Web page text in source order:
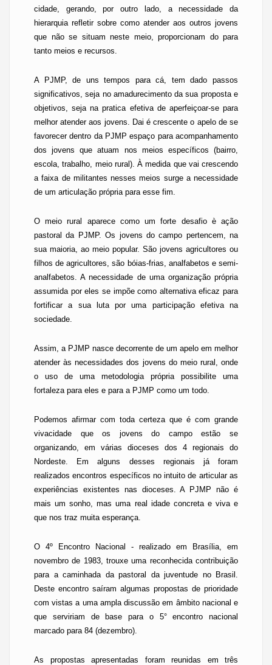
cidade, gerando, por outro lado, a necessidade da
hierarquia refletir sobre como atender aos outros jovens
que não se situam neste meio, proporcionam do para
tanto meios e recursos.
A PJMP, de uns tempos para cá, tem dado passos
significativos, seja no amadurecimento da sua proposta e
objetivos, seja na pratica efetiva de aperfeiçoar-se para
melhor atender aos jovens. Dai é crescente o apelo de se
favorecer dentro da PJMP espaço para acompanhamento
dos jovens que atuam nos meios específicos (bairro,
escola, trabalho, meio rural). À medida que vai crescendo
a faixa de militantes nesses meios surge anecessidade
de um articulação própria para esse fim.
O meio rural aparece como um forte desafio è ação
pastoral da PJMP. Os jovens do campo pertencem, na
sua maioria, ao meio popular. São jovens agricultores ou
filhos de agricultores, são bóias-frias, analfabetos e semi-
analfabetos. A necessidade de uma organização própria
assumida por eles se impõe como alternativa eficaz para
fortificar a sua luta por uma participação efetiva na
sociedade.
Assim, a PJMP nasce decorrente de um apelo em melhor
atender às necessidades dos jovens do meio rural, onde
o uso de uma metodologia própria possibilite uma
fortaleza para eles e para a PJMP como um todo.
Podemos afirmar com toda certeza que é com grande
vivacidade que os jovens do campo estão se
organizando, em várias dioceses dos 4 regionais do
Nordeste. Em alguns desses regionais já foram
realizados encontros específicos no intuito de articular as
experiências existentes nas dioceses. A PJMP não é
mais um sonho, mas uma real idade concreta e viva e
que nos traz muita esperança.
O 4º Encontro Nacional - realizado em Brasília, em
novembro de 1983, trouxe uma reconhecida contribuição
para a caminhada da pastoral da juventude no Brasil.
Deste encontro saíram algumas propostas de prioridade
com vistas a uma ampla discussão em âmbito nacional e
que serviriam de base para o 5° encontro nacional
marcado para 84 (dezembro).
As propostas apresentadas foram reunidas em três